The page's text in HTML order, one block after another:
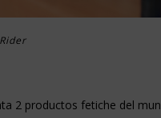
2 productos fetiche del